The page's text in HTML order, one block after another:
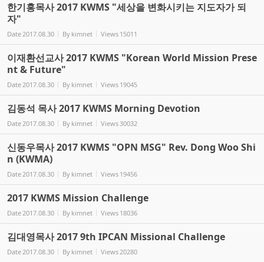
한기홍목사 2017 KWMS "세상을 변화시키는 지도자가 되
자"
Date2017.08.30 By kimnet Views 15011
이재환선교사 2017 KWMS "Korean World Mission Prese
nt & Future"
Date2017.08.30 By kimnet Views 19045
김동석 목사 2017 KWMS Morning Devotion
Date2017.08.30 By kimnet Views30032
신동우목사 2017 KWMS "OPN MSG" Rev. Dong Woo Shi
n (KWMA)
Date2017.08.30 By kimnet Views 19456
2017 KWMS Mission Challenge
Date2017.08.30 By kimnet Views 18036
김대영목사 2017 9th IPCAN Missional Challenge
Date2017.08.30 By kimnet Views20280